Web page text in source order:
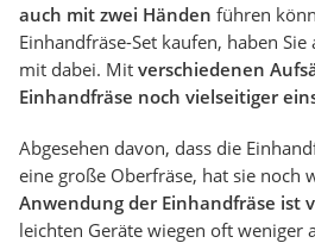
auch mit zwei Händen führen
Einhandfräse-Set kaufen, haben
mit dabei. Mit verschiedenen
Einhandfräse noch vielseitiger
Abgesehen davon, dass die
eine große Oberfräse, hat sie noch
Anwendung der Einhandfräse ist
leichten Geräte wiegen oft weniger